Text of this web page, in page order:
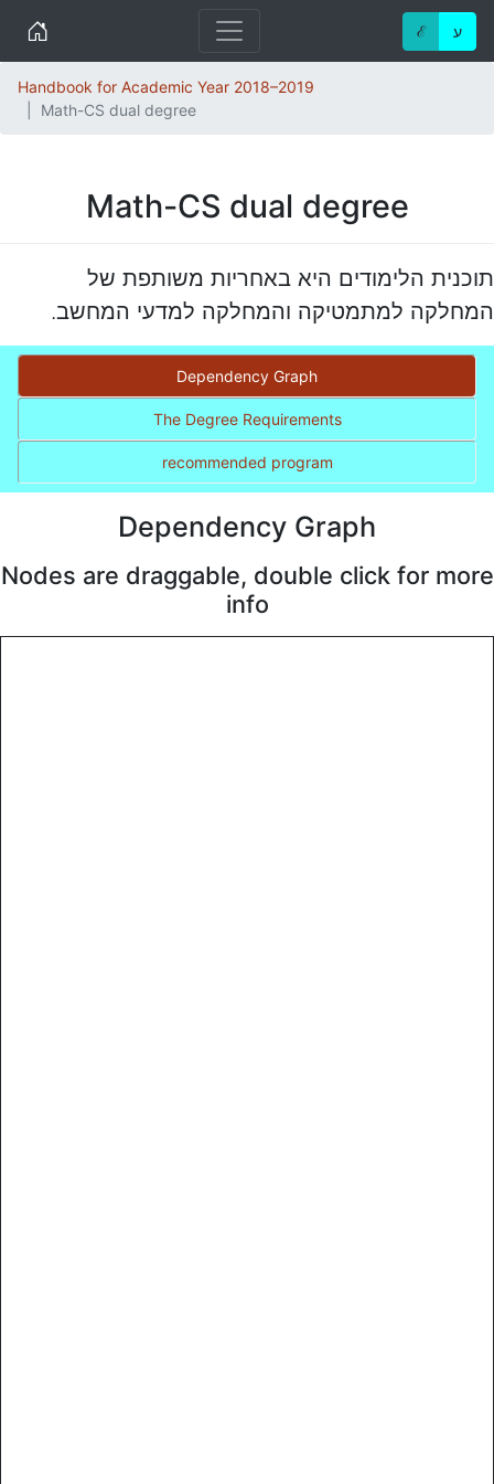
Home ℰ ע
Handbook for Academic Year 2018–2019
Math-CS dual degree
Math-CS dual degree
תוכנית הלימודים היא באחריות משותפת של
המחלקה למתמטיקה והמחלקה למדעי המחשב.
Dependency Graph
The Degree Requirements
recommended program
Dependency Graph
Nodes are draggable, double click for more
info